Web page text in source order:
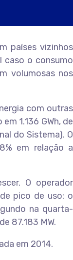
países vizinhos
caso o consumo
volumosas nos
com outras
1.136 GWh, de
do Sistema). O
em relação a
O operador
pico de uso: o
na quarta-
87.183 MW.
em 2014.